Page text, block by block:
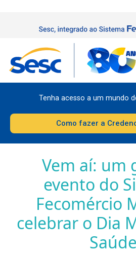
Tenha acesso a um mundo
Como fazer a
Vem aí: um
evento do
Fecomércio
celebrar o Dia
Saúde